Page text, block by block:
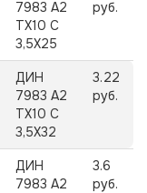
7983 А2
TX10 C
3,5X25
руб.
ДИН
7983 А2
TX10 C
3,5X32
3.22
руб.
ДИН
7983 А2
3.6
руб.